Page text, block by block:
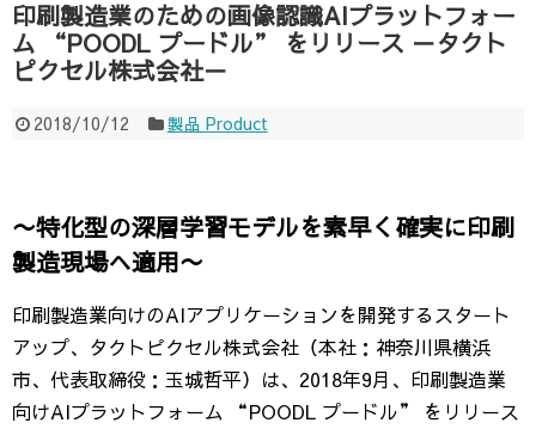
印刷製造業のための画像認識AIプラットフォー
ム “POODL プードル” をリリース －タクト
ピクセル株式会社－
2018/10/12 製品 Product
〜特化型の深層学習モデルを素早く確実に印刷
製造現場へ適用〜
印刷製造業向けのAIアプリケーションを開発するスタート
アップ、タクトピクセル株式会社（本社：神奈川県横浜
市、代表取締役：玉城哲平）は、2018年9月、印刷製造業
向けAIプラットフォーム “POODL プードル” をリリース